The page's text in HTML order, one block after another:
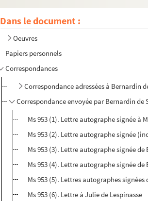
Dans le document :
Oeuvres
Papiers personnels
Correspondances
Correspondance adressées à Bernardin
Correspondance envoyée par Bernardin de
Ms 953 (1). Lettre autographe signée à
Ms 953 (2). Lettre autographe signée
Ms 953 (3). Lettre autographe signée
Ms 953 (4). Lettre autographe signée
Ms 953 (5). Lettres autographes
Ms 953 (6). Lettre à Julie de Lespinasse